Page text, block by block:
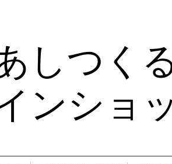
しつく
ンショ